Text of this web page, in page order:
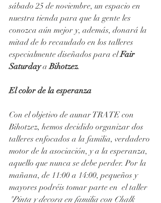
sábado 25 de noviembre, un espacio en
nuestra tienda para que la gente les
conozca aún mejor y, además, donará la
mitad de lo recaudado en los talleres
especialmente diseñados para el Fair
Saturday a Bihotzez.
El color de la esperanza
Con el objetivo de aunar TRATE con
Bihotzez, hemos decidido organizar dos
talleres enfocados a la familia, verdadero
motor de la asociación, y a la esperanza,
aquello que nunca se debe perder. Por la
mañana, de 11:00 a 14:00, pequeños y
mayores podréis tomar parte en  el taller
"Pinta y decora en familia con Chalk